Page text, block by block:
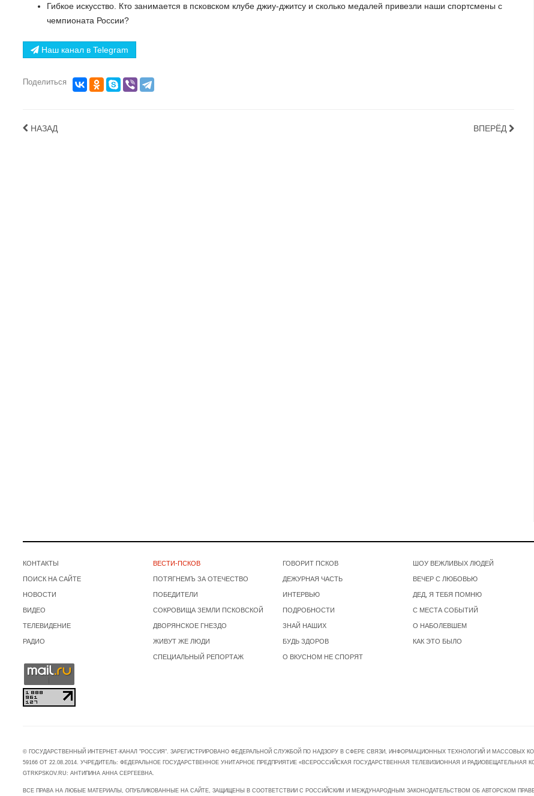
Гибкое искусство. Кто занимается в псковском клубе джиу-джитсу и сколько медалей привезли наши спортсмены с
чемпионата России?
Наш канал в Telegram
Поделиться
НАЗАД ВПЕРЁД
КОНТАКТЫ
ПОИСК НА САЙТЕ
НОВОСТИ
ВИДЕО
ТЕЛЕВИДЕНИЕ
РАДИО
ВЕСТИ-ПСКОВ
ПОТЯГНЕМЪ ЗА ОТЕЧЕСТВО
ПОБЕДИТЕЛИ
СОКРОВИЩА ЗЕМЛИ ПСКОВСКОЙ
ДВОРЯНСКОЕ ГНЕЗДО
ЖИВУТ ЖЕ ЛЮДИ
СПЕЦИАЛЬНЫЙ РЕПОРТАЖ
ГОВОРИТ ПСКОВ
ДЕЖУРНАЯ ЧАСТЬ
ИНТЕРВЬЮ
ПОДРОБНОСТИ
ЗНАЙ НАШИХ
БУДЬ ЗДОРОВ
О ВКУСНОМ НЕ СПОРЯТ
ШОУ ВЕЖЛИВЫХ ЛЮДЕЙ
ВЕЧЕР С ЛЮБОВЬЮ
ДЕД, Я ТЕБЯ ПОМНЮ
С МЕСТА СОБЫТИЙ
О НАБОЛЕВШЕМ
КАК ЭТО БЫЛО
© ГОСУДАРСТВЕННЫЙ ИНТЕРНЕТ-КАНАЛ "РОССИЯ". ЗАРЕГИСТРИРОВАНО ФЕДЕРАЛЬНОЙ СЛУЖБОЙ ПО НАДЗОРУ В СФЕРЕ СВЯЗИ, ИНФОРМАЦИОННЫХ ТЕХНОЛОГИЙ И МАССОВЫХ
59166 ОТ 22.08.2014. УЧРЕДИТЕЛЬ: ФЕДЕРАЛЬНОЕ ГОСУДАРСТВЕННОЕ УНИТАРНОЕ ПРЕДПРИЯТИЕ «ВСЕРОССИЙСКАЯ ГОСУДАРСТВЕННАЯ ТЕЛЕВИЗИОННАЯ И
GTRKPSKOV.RU: АНТИПИНА АННА СЕРГЕЕВНА.
ВСЕ ПРАВА НА ЛЮБЫЕ МАТЕРИАЛЫ, ОПУБЛИКОВАННЫЕ НА САЙТЕ, ЗАЩИЩЕНЫ В СООТВЕТСТВИИ С РОССИЙСКИМ И МЕЖДУНАРОДНЫМ ЗАКОНОДАТЕЛЬСТВОМ ОБ АВТОРСКОМ